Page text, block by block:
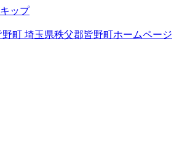
ップ
町 埼玉県秩父郡皆野町ホームページ